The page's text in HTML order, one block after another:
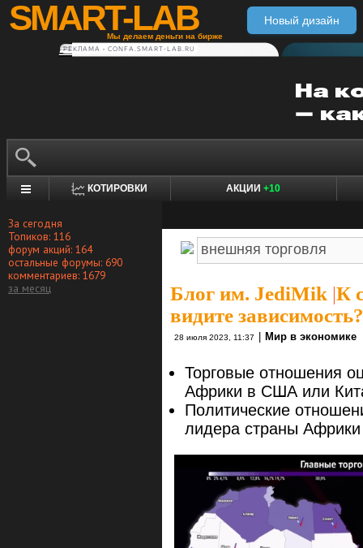
SMART-LAB
Мы делаем деньги на бирже
Новый дизайн
РЕКЛАМА • CONFA.SMART-LAB.RU
КОТИРОВКИ АКЦИИ +10
За сегодня
Топиков: 116
форум акций: 164
остальные форумы: 690
комментариев: 1679
за месяц
Блог им. JediMik |К
видите зависимость?
28 июля 2023, 11:37 Мир в экономике
Торговые отношения
Африки в США или
Политические
лидера страны